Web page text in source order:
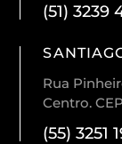
(51) 3239
Rua
Centro.
(55) 3251